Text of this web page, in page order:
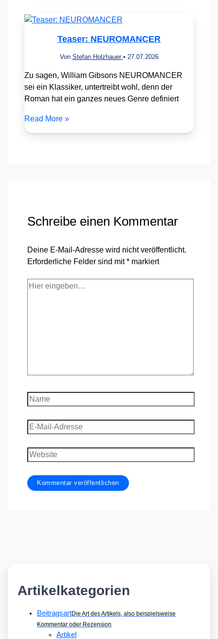
Teaser: NEUROMANCER
Von Stefan Holzhauer • 27.07.2026
Zu sagen, William Gibsons NEUROMANCER
sei ein Klassiker, untertreibt wohl, denn der
Roman hat ein ganzes neues Genre definiert
Read More »
Schreibe einen Kommentar
Deine E-Mail-Adresse wird nicht veröffentlicht.
Erforderliche Felder sind mit* markiert
Hier
Name
E-
Mail-
Adresse
Website
Artikelkategorien
BeitragsartDie Art des Artikels, also beispielsweise
Kommentar oder Rezension
Artikel